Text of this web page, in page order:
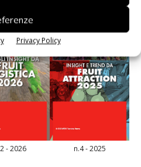
Privacy Policy
- 2026 n.4 - 2025